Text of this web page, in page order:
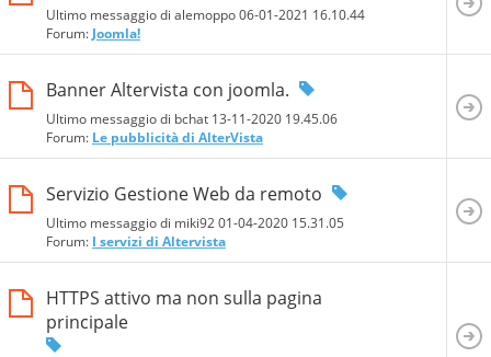
Ultimo messaggio di alemoppo 06-01-2021 16.10.44
Forum: Joomla!
Banner Altervista con joomla.
Ultimo messaggio di bchat 13-11-2020 19.45.06
Forum: Le pubblicità di AlterVista
Servizio Gestione Web da remoto
Ultimo messaggio di miki92 01-04-2020 15.31.05
Forum: I servizi di Altervista
HTTPS attivo ma non sulla pagina
principale